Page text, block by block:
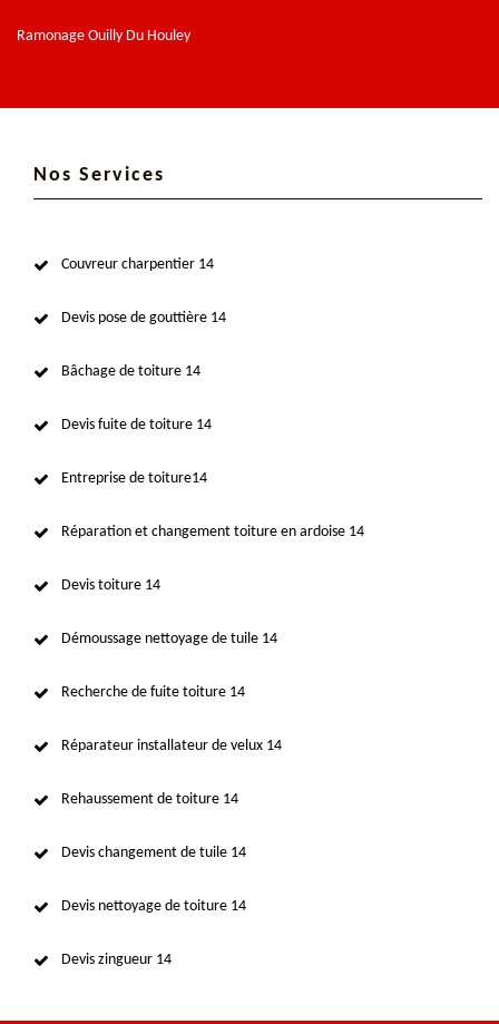
Ramonage Ouilly Du Houley
Nos Services
Couvreur charpentier 14
Devis pose de gouttière 14
Bâchage de toiture 14
Devis fuite de toiture 14
Entreprise de toiture14
Réparation et changement toiture en ardoise 14
Devis toiture 14
Démoussage nettoyage de tuile 14
Recherche de fuite toiture 14
Réparateur installateur de velux 14
Rehaussement de toiture 14
Devis changement de tuile 14
Devis nettoyage de toiture 14
Devis zingueur 14